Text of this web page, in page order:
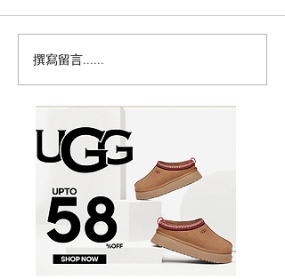
历史新低！Samsonite 新
秀丽 Winfield 2 全PC
20+28寸 黑色拉杆行李箱2
件套1.7折
撰寫留言......